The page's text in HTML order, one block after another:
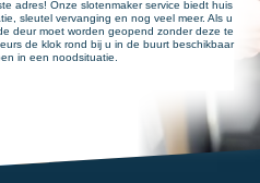
adres! Onze slotenmaker service biedt huis
sleutel vervanging en nog veel meer. Als u
deur moet worden geopend zonder deze te
de klok rond bij u in de buurt beschikbaar
in een noodsituatie.